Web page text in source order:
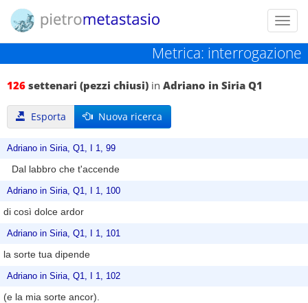
Metrica: interrogazione
126 settenari (pezzi chiusi) in Adriano in Siria Q1
Esporta Nuova ricerca
Adriano in Siria, Q1, I 1, 99
Dal labbro che t'accende
Adriano in Siria, Q1, I 1, 100
di così dolce ardor
Adriano in Siria, Q1, I 1, 101
la sorte tua dipende
Adriano in Siria, Q1, I 1, 102
(e la mia sorte ancor).